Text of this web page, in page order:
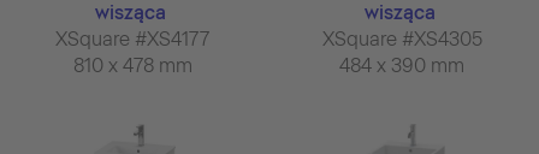
wisząca
XSquare #XS4177
810 x 478 mm
wisząca
XSquare #XS4305
484 x 390 mm